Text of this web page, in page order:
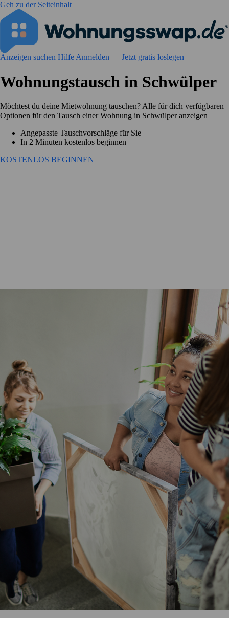
Geh zu der Seiteinhalt
Anzeigen suchen Hilfe Anmelden Jetzt gratis loslegen
Wohnungstausch in Schwülper
Möchtest du deine Mietwohnung tauschen? Alle für dich verfügbaren
Optionen für den Tausch einer Wohnung in Schwülper anzeigen
Angepasste Tauschvorschläge für Sie
In 2 Minuten kostenlos beginnen
KOSTENLOS BEGINNEN